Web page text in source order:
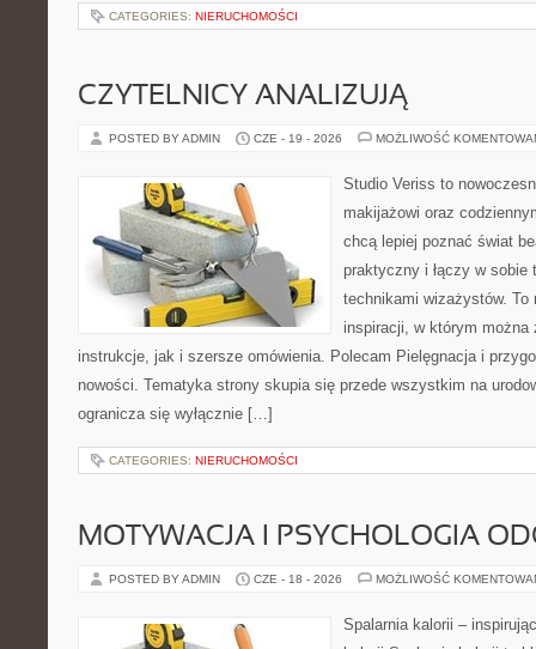
CATEGORIES: NIERUCHOMOŚCI
CZYTELNICY ANALIZUJĄ
POSTED BY ADMIN CZE - 19 - 2026 MOŻLIWOŚĆ
Studio Veriss to
makijażowi oraz
chcą lepiej poznać świat
praktyczny i łączy w sobie
technikami wizażystów. To
inspiracji, w którym można
instrukcje, jak i szersze omówienia. Polecam Pielęgnacja i
nowości. Tematyka strony skupia się przede wszystkim na
ogranicza się wyłącznie […]
CATEGORIES: NIERUCHOMOŚCI
MOTYWACJA I PSYCHOLOGIA
POSTED BY ADMIN CZE - 18 - 2026 MOŻLIWOŚĆ
Spalarnia kalorii –